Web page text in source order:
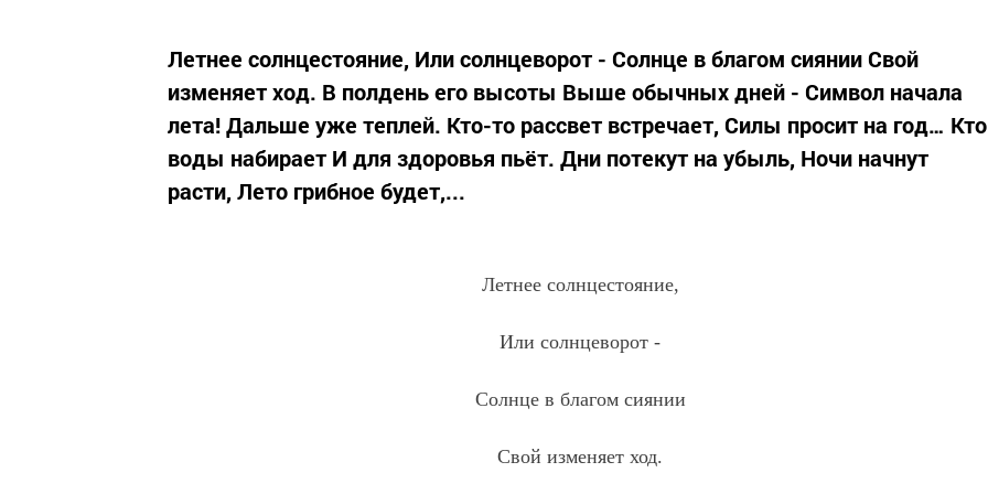
Летнее солнцестояние, Или солнцеворот - Солнце в благом сиянии Свой
изменяет ход. В полдень его высоты Выше обычных дней - Символ начала
лета! Дальше уже теплей. Кто-то рассвет встречает, Силы просит на год… Кто
воды набирает И для здоровья пьёт. Дни потекут на убыль, Ночи начнут
расти, Лето грибное будет,...
Летнее солнцестояние,
Или солнцеворот -
Солнце в благом сиянии
Свой изменяет ход.